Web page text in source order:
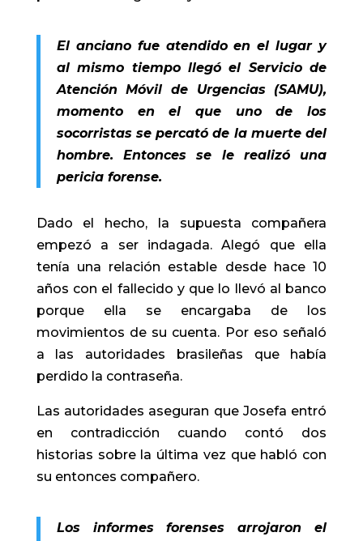
El anciano fue atendido en el lugar y
al mismo tiempo llegó el Servicio de
Atención Móvil de Urgencias (SAMU),
momento en el que uno de los
socorristas se percató de la muerte del
hombre. Entonces se le realizó una
pericia forense.
Dado el hecho, la supuesta compañera
empezó a ser indagada. Alegó que ella
tenía una relación estable desde hace 10
años con el fallecido y que lo llevó al banco
porque ella se encargaba de los
movimientos de su cuenta. Por eso señaló
a las autoridades brasileñas que había
perdido la contraseña.
Las autoridades aseguran que Josefa entró
en contradicción cuando contó dos
historias sobre la última vez que habló con
su entonces compañero.
Los informes forenses arrojaron el